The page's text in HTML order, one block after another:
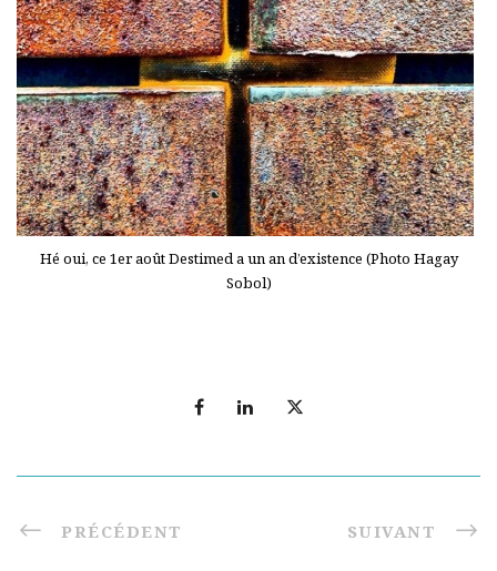
Hé oui, ce 1er août Destimed a un an d’existence (Photo Hagay
Sobol)
PRÉCÉDENT SUIVANT